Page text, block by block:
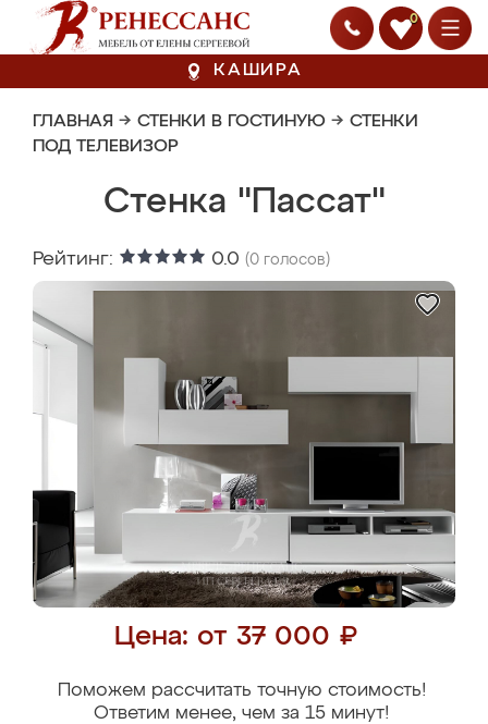
0
КАШИРА
ГЛАВНАЯ → СТЕНКИ В ГОСТИНУЮ → СТЕНКИ
ПОД ТЕЛЕВИЗОР
Стенка "Пассат"
Рейтинг: 0.0 (0 голосов)
Цена: от 37 000 ₽
Поможем рассчитать точную стоимость!
Ответим менее, чем за 15 минут!